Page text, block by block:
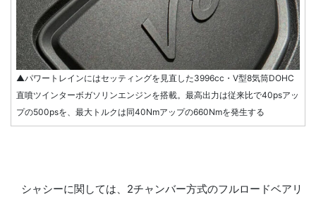
▲パワートレインにはセッティングを見直した3996cc・V型8気筒DOHC
直噴ツインターボガソリンエンジンを搭載。最高出力は従来比で40psアッ
プの500psを、最大トルクは同40Nmアップの660Nmを発生する
シャシーに関しては、2チャンバー方式のフルロードベアリ